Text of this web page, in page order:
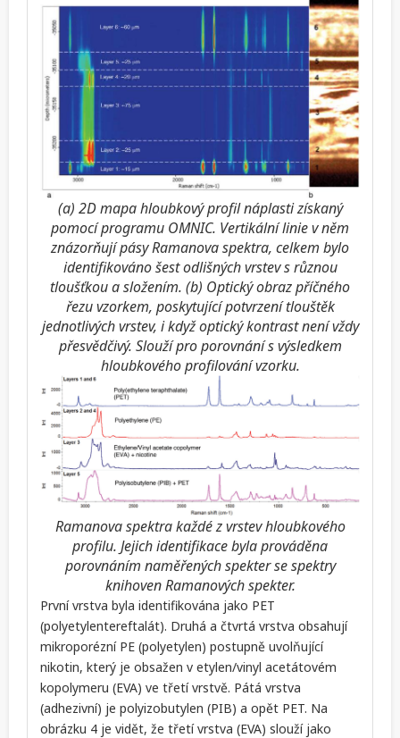
(a) 2D mapa hloubkový profil náplasti získaný
pomocí programu OMNIC. Vertikální linie v něm
znázorňují pásy Ramanova spektra, celkem bylo
identifikováno šest odlišných vrstev s různou
tloušťkou a složením. (b) Optický obraz příčného
řezu vzorkem, poskytující potvrzení tlouštěk
jednotlivých vrstev, i když optický kontrast není vždy
přesvědčivý. Slouží pro porovnání s výsledkem
hloubkového profilování vzorku.
Ramanova spektra každé z vrstev hloubkového
profilu. Jejich identifikace byla prováděna
porovnáním naměřených spekter se spektry
knihoven Ramanových spekter.
První vrstva byla identifikována jako PET
(polyetylentereftalát). Druhá a čtvrtá vrstva obsahují
mikroporézní PE (polyetylen) postupně uvolňující
nikotin, který je obsažen v etylen/vinyl acetátovém
kopolymeru (EVA) ve třetí vrstvě. Pátá vrstva
(adhezivní) je polyizobutylen (PIB) a opět PET. Na
obrázku 4 je vidět, že třetí vrstva (EVA) slouží jako